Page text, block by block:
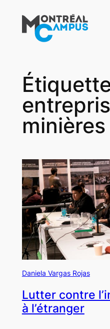
contenu
minières
Daniela Vargas Rojas
Lutter contre
à l’étranger